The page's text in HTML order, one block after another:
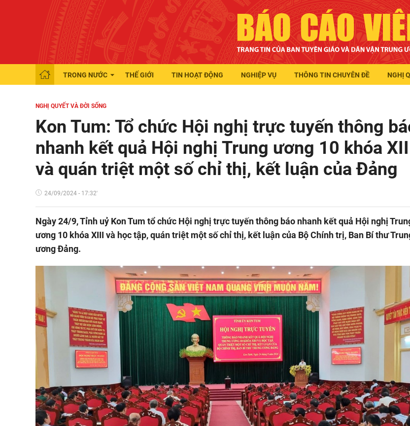
TRONG NƯỚC THẾ GIỚI TIN HOẠT ĐỘNG NGHIỆP VỤ THÔNG TIN CHUYÊN ĐỀ NGHỊ
NGHỊ QUYẾT VÀ ĐỜI SỐNG
Kon Tum: Tổ chức Hội nghị trực tuyến thông
nhanh kết quả Hội nghị Trung ương 10 khóa
và quán triệt một số chỉ thị, kết luận của Đảng
24/09/2024 - 17:32'
Ngày 24/9, Tỉnh uỷ Kon Tum tổ chức Hội nghị trực tuyến thông báo nhanh kết quả Hội nghị
ương 10 khóa XIII và học tập, quán triệt một số chỉ thị, kết luận của Bộ Chính trị, Ban Bí thư
ương Đảng.